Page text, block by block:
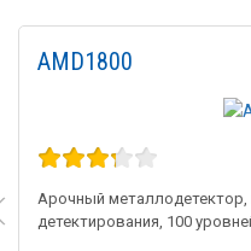
AMD1800
Арочный
детектирования, 100